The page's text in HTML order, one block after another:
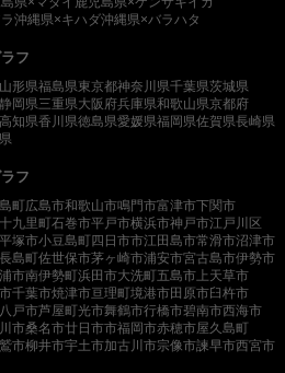
沖縄県×キハダ沖縄県×バラハタ
フ
山形県福島県東京都神奈川県千葉県茨城県
静岡県三重県大阪府兵庫県和歌山県京都府
高知県香川県徳島県愛媛県福岡県佐賀県長崎県
フ
町広島市和歌山市鳴門市富津市下関市
九里町石巻市平戸市横浜市神戸市江戸川区
平塚市小豆島町四日市市江田島市常滑市沼津市
長島町佐世保市茅ヶ崎市浦安市宮古島市伊勢市
市南伊勢町浜田市大洗町五島市 上天草市
千葉市焼津市亘理町境港市田原市臼杵市
八戸市芦屋町光市舞鶴市行橋市碧南市西海市
市桑名市廿日市市福岡市赤穂市屋久島町
市柳井市宇土市加古川市宗像市諫早市西宮市